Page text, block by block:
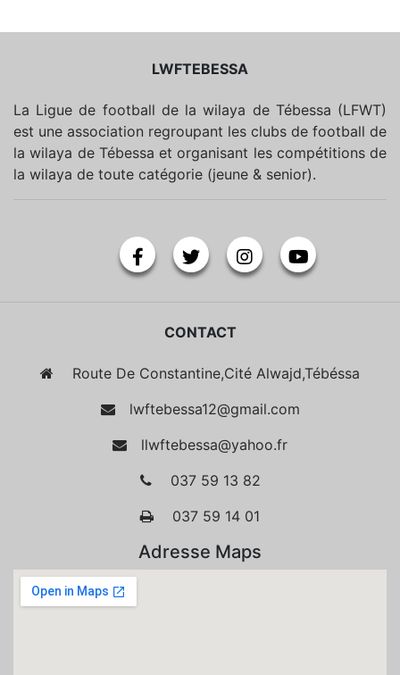
LWFTEBESSA
La Ligue de football de la wilaya de Tébessa (LFWT)
est une association regroupant les clubs de football de
la wilaya de Tébessa et organisant les compétitions de
la wilaya de toute catégorie (jeune & senior).
CONTACT
Route De Constantine,Cité Alwajd,Tébéssa
lwftebessa12@gmail.com
llwftebessa@yahoo.fr
037 59 13 82
037 59 14 01
Adresse Maps